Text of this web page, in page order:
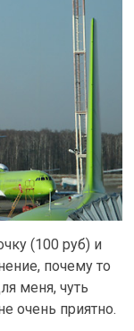
(100 руб) и
почему то
меня, чуть
очень приятно.